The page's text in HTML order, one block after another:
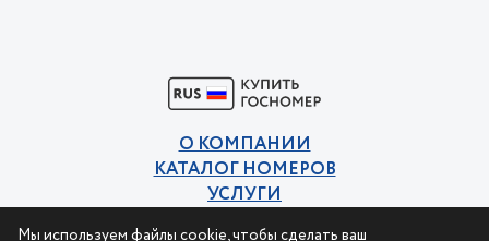
Мы используем файлы cookie, чтобы сделать ваш
О КОМПАНИИ
КАТАЛОГ НОМЕРОВ
УСЛУГИ